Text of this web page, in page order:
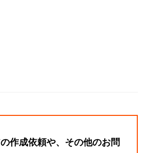
作成依頼や、その他のお問